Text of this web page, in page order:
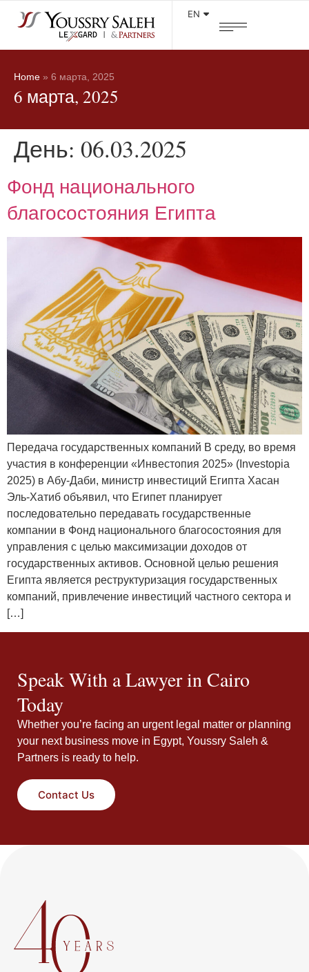
EN
Home » 6 марта, 2025
6 марта, 2025
День: 06.03.2025
Фонд национального
благосостояния Египта
Передача государственных компаний В среду, во время
участия в конференции «Инвестопия 2025» (Investopia
2025) в Абу-Даби, министр инвестиций Египта Хасан
Эль-Хатиб объявил, что Египет планирует
последовательно передавать государственные
компании в Фонд национального благосостояния для
управления с целью максимизации доходов от
государственных активов. Основной целью решения
Египта является реструктуризация государственных
компаний, привлечение инвестиций частного сектора и
[…]
Speak With a Lawyer in Cairo
Today
Whether you’re facing an urgent legal matter or planning
your next business move in Egypt, Youssry Saleh &
Partners is ready to help.
Contact Us